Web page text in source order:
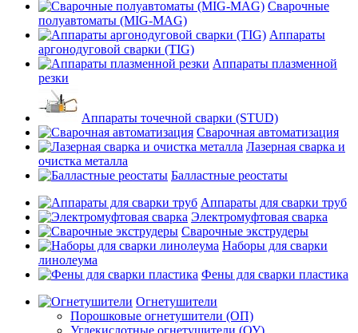
Сварочные
полуавтоматы (MIG-MAG)
Аппараты
аргонодуговой сварки (TIG)
Аппараты плазменной
резки
Аппараты точечной сварки (STUD)
Сварочная автоматизация
Лазерная сварка и
очистка металла
Балластные реостаты
Аппараты для сварки труб
Электромуфтовая сварка
Сварочные экструдеры
Наборы для сварки
линолеума
Фены для сварки пластика
Огнетушители
Порошковые огнетушители (ОП)
Углекислотные огнетушители (ОУ)